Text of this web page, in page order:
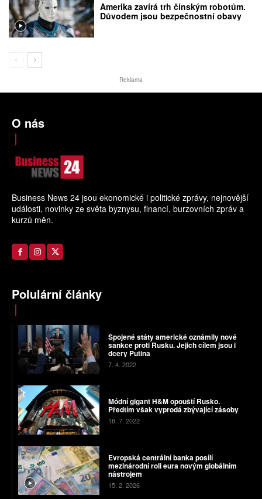
Amerika zavírá trh čínským robotům.
Důvodem jsou bezpečnostní obavy
Reklama
O nás
Business News 24 jsou ekonomické i politické zprávy, nejnovější
události, novinky ze světa byznysu, financí, burzovních zpráv a
kurzů měn.
Polulární články
Spojené státy americké oznámily nové
sankce proti Rusku. Jejich cílem jsou i
dcery Putina
7. 4. 2022
Módní gigant H&M opouští Rusko.
Předtím však vyprodá zbývající zásoby
18. 7. 2022
Evropská centrální banka posílí
mezinárodní roli eura novým globálním
nástrojem
15. 2. 2026